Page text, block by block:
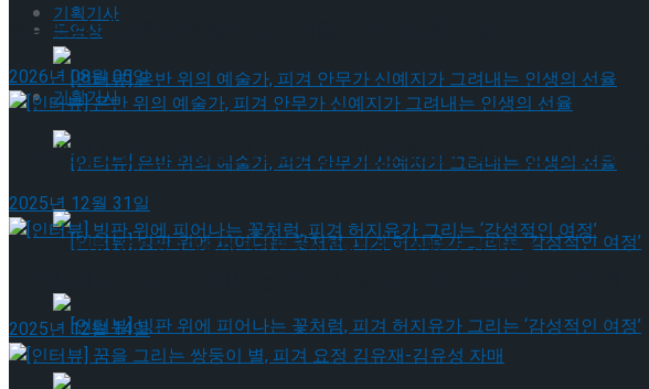
기획기사
[인터뷰] 은반 위의 예술가, 피겨 안무가 신예지가 그려내는 인생의 선율
[인터뷰] 빙판 위에 피어나는 꽃처럼, 피겨 허지유가 그리는 ‘감성적인 여정’
동영상
기획기사
[인터뷰] 은반 위의 예술가, 피겨 안무가 신예지가 그려내는 인생의 선율
젠더프리 캐스팅으로 돌아온 뮤지컬’아나키스트’ 9월 개막
2026년 08월 05일
[인터뷰] 은반 위의 예술가, 피겨 안무가 신예지가 그려내는 인생의 선율
2025년 12월 31일
2025년 12월 14일